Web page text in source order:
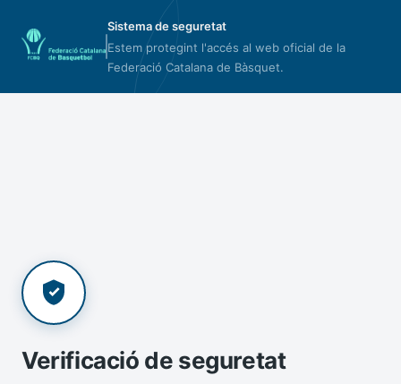
Sistema de seguretat
Estem protegint l'accés al web oficial de la
Federació Catalana de Bàsquet.
Verificació de seguretat